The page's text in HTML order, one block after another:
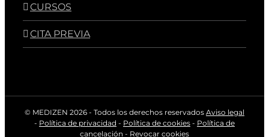
CURSOS
CITA PREVIA
© MEDIZEN 2026 - Todos los derechos reservados Aviso legal
- Política de privacidad - Política de cookies - Política de
cancelación - Revocar cookies